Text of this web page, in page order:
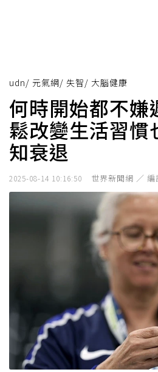
udn/ 元氣網/ 失智/ 大腦健康
何時開始都不嫌
鬆改變生活習慣
知衰退
2025-08-14 10:16:50 世界新聞網 ／